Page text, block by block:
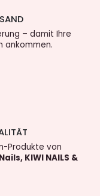
– damit Ihre
ankommen.
Produkte von
KIWI NAILS &